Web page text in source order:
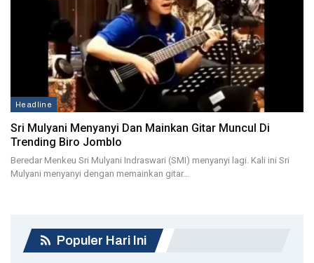
Headline
Sri Mulyani Menyanyi Dan Mainkan Gitar Muncul Di
Trending Biro Jomblo
Beredar Menkeu Sri Mulyani Indraswari (SMI) menyanyi lagi. Kali ini Sri
Mulyani menyanyi dengan memainkan gitar…
Populer Hari Ini